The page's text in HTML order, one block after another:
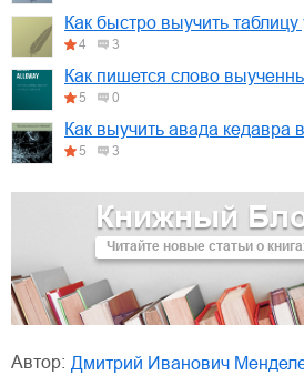
Книжный
Читайте новые статьи о
Как быстро выучить таблицу
4 3
Как пишется слово
5 0
Как выучить авада кедавра
5 3
Автор:
Дмитрий Иванович